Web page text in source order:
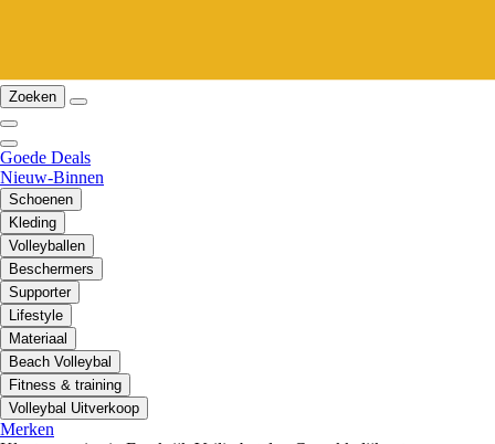
Zoeken
Goede Deals
Nieuw-Binnen
Schoenen
Kleding
Volleyballen
Beschermers
Supporter
Lifestyle
Materiaal
Beach Volleybal
Fitness & training
Volleybal Uitverkoop
Merken